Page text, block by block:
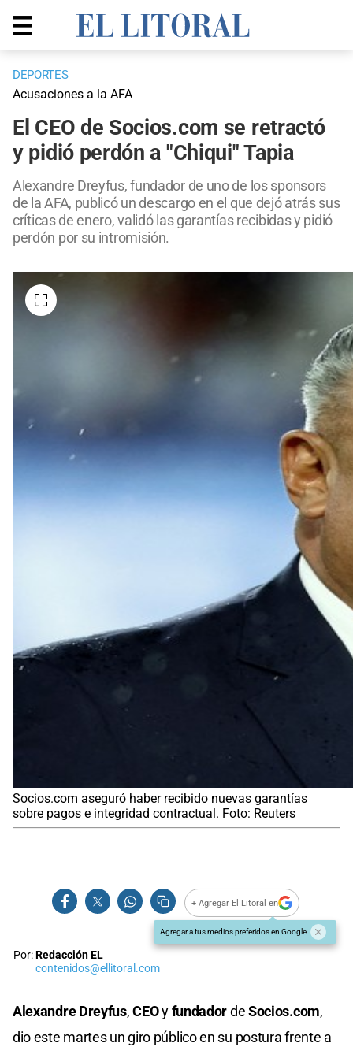
DEPORTES
Acusaciones a la AFA
El CEO de Socios.com se retractó
y pidió perdón a "Chiqui" Tapia
Alexandre Dreyfus, fundador de uno de los sponsors
de la AFA, publicó un descargo en el que dejó atrás sus
críticas de enero, validó las garantías recibidas y pidió
perdón por su intromisión.
Socios.com aseguró haber recibido nuevas garantías
sobre pagos e integridad contractual. Foto: Reuters
+ Agregar El Litoral en
Agregar a tus medios preferidos en Google
Por:Redacción EL
contenidos@ellitoral.com
Alexandre Dreyfus,CEOyfundadordeSocios.com,
dio este martes un giro público en su postura frente a